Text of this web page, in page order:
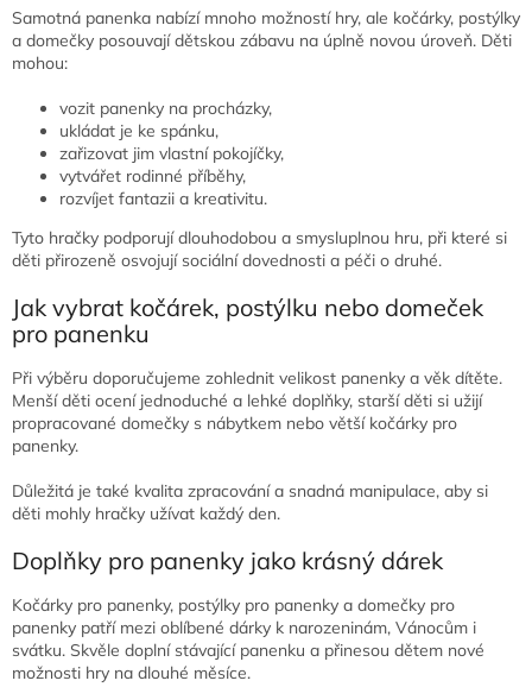
Samotná panenka nabízí mnoho možností hry, ale kočárky, postýlky
a domečky posouvají dětskou zábavu na úplně novou úroveň. Děti
mohou:
vozit panenky na procházky,
ukládat je ke spánku,
zařizovat jim vlastní pokojíčky,
vytvářet rodinné příběhy,
rozvíjet fantazii a kreativitu.
Tyto hračky podporují dlouhodobou a smysluplnou hru, při které si
děti přirozeně osvojují sociální dovednosti a péči o druhé.
Jak vybrat kočárek, postýlku nebo domeček
pro panenku
Při výběru doporučujeme zohlednit velikost panenky a věk dítěte.
Menší děti ocení jednoduché a lehké doplňky, starší děti si užijí
propracované domečky s nábytkem nebo větší kočárky pro
panenky.
Důležitá je také kvalita zpracování a snadná manipulace, aby si
děti mohly hračky užívat každý den.
Doplňky pro panenky jako krásný dárek
Kočárky pro panenky, postýlky pro panenky a domečky pro
panenky patří mezi oblíbené dárky k narozeninám, Vánocům i
svátku. Skvěle doplní stávající panenku a přinesou dětem nové
možnosti hry na dlouhé měsíce.